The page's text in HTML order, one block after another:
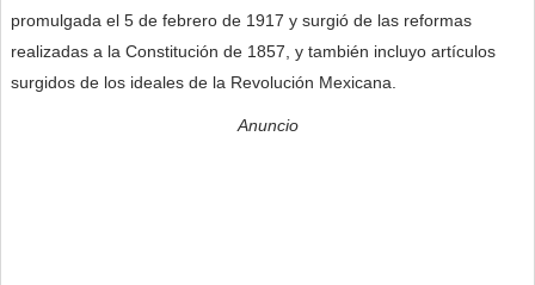
promulgada el 5 de febrero de 1917 y surgió de las reformas
realizadas a la Constitución de 1857, y también incluyo artículos
surgidos de los ideales de la Revolución Mexicana.
Anuncio